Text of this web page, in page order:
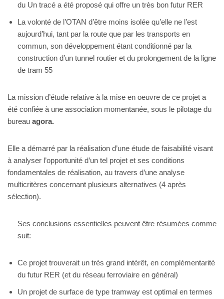
du Un tracé a été proposé qui offre un très bon futur RER
La volonté de l’OTAN d’être moins isolée qu’elle ne l’est
aujourd’hui, tant par la route que par les transports en
commun, son développement étant conditionné par la
construction d’un tunnel routier et du prolongement de la ligne
de tram 55
La mission d’étude relative à la mise en oeuvre de ce projet a
été confiée à une association momentanée, sous le pilotage du
bureau agora.
Elle a démarré par la réalisation d’une étude de faisabilité visant
à analyser l’opportunité d’un tel projet et ses conditions
fondamentales de réalisation, au travers d’une analyse
multicritères concernant plusieurs alternatives (4 après
sélection).
Ses conclusions essentielles peuvent être résumées comme
suit:
Ce projet trouverait un très grand intérêt, en complémentarité
du futur RER (et du réseau ferroviaire en général)
Un projet de surface de type tramway est optimal en termes